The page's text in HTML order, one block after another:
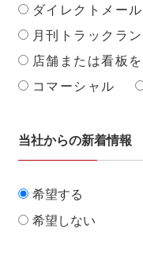
ダイレクトメー
月刊トラックラ
店舗または看板
コマーシャル
当社からの新着情報
希望する
希望しない